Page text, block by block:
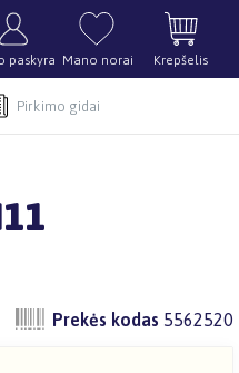
paskyra Mano norai Krepšelis
Pirkimo gidai
Prekės kodas 5562520